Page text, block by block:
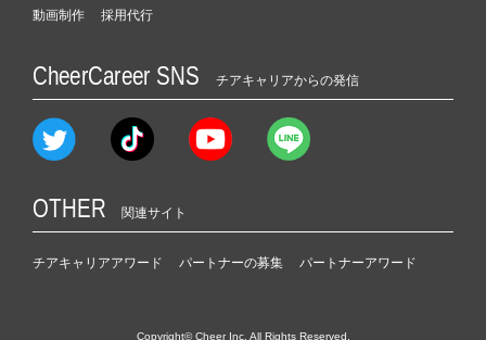
動画制作
採用代行
CheerCareer SNS チアキャリアからの発信
OTHER 関連サイト
チアキャリアアワード パートナーの募集 パートナーアワード
Copyright© Cheer Inc. All Rights Reserved.